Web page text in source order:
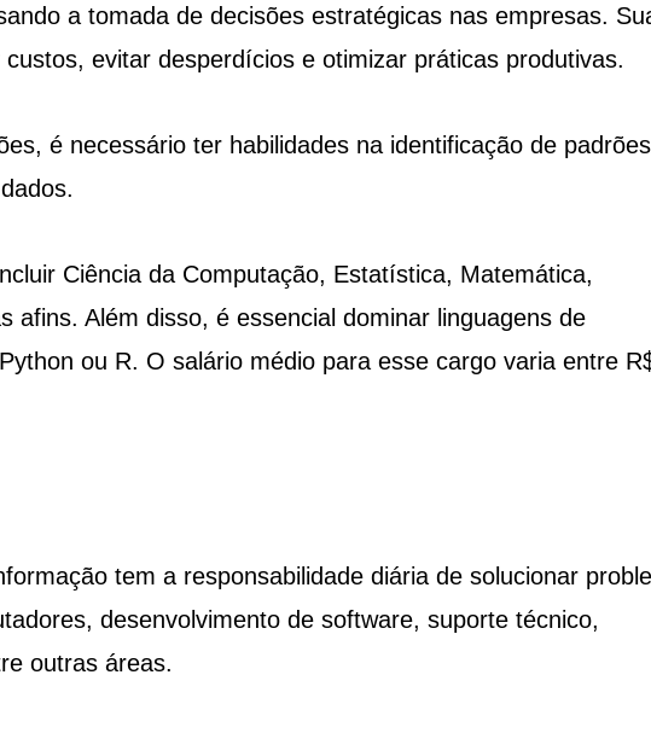
a tomada de decisões estratégicas nas empresas.
evitar desperdícios e otimizar práticas produtivas.
é necessário ter habilidades na identificação de
Ciência da Computação, Estatística, Matemática,
afins. Além disso, é essencial dominar linguagens de
ou R. O salário médio para esse cargo varia entre
tem a responsabilidade diária de solucionar
desenvolvimento de software, suporte técnico,
outras áreas.